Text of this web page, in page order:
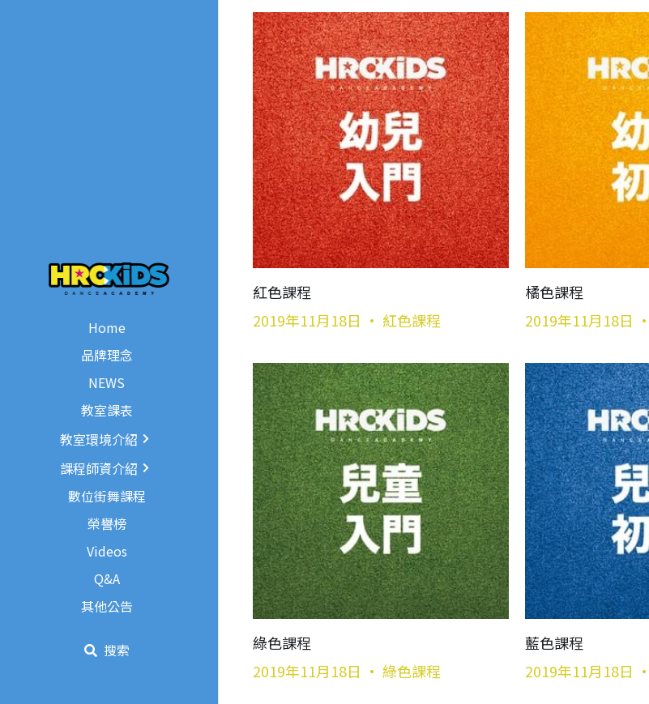
Home
品牌理念
NEWS
教室課表
教室環境介紹
課程師資介紹
數位街舞課程
榮譽榜
Videos
Q&A
其他公告
搜索
紅色課程
2019年11月18日 · 紅色課程
橘色課程
2019年11月18日 ·
綠色課程
2019年11月18日 · 綠色課程
藍色課程
2019年11月18日 ·